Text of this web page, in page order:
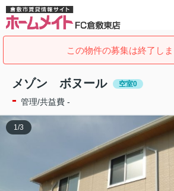
この物件の募集は終了しま
メゾン ボヌール 空室0
- 管理/共益費 -
1/3